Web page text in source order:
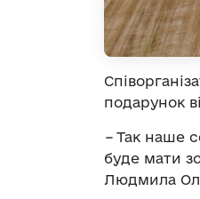
подарунок
–Так наше
буде мати
Людмила